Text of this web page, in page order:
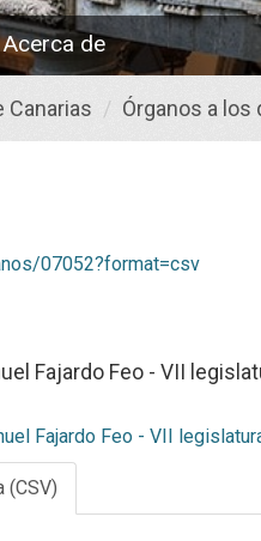
Acerca de
Canarias Órganos a los
07052?format=csv
Fajardo Feo - VII
Fajardo Feo - VII
(CSV)